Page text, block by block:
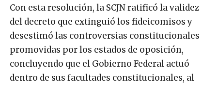
Con esta resolución, la SCJN ratificó la validez
del decreto que extinguió los fideicomisos y
desestimó las controversias constitucionales
promovidas por los estados de oposición,
concluyendo que el Gobierno Federal actuó
dentro de sus facultades constitucionales, al